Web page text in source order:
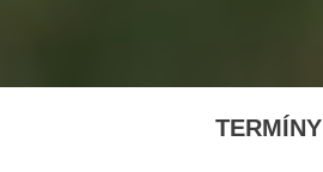
TERMÍNY